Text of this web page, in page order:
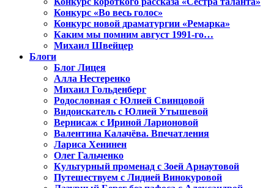
Конкурс «Во весь голос»
Конкурс новой драматургии «Ремарка»
Каким мы помним август 1991-го…
Михаил Швейцер
Блоги
Блог Лицея
Алла Нестеренко
Михаил Гольденберг
Родословная с Юлией Свинцовой
Видоискатель с Юлией Утышевой
Вернисаж с Ириной Ларионовой
Валентина Калачёва. Впечатления
Лариса Хенинен
Олег Гальченко
Культурный променад с Зоей Арнаутовой
Путешествуем с Лидией Винокуровой